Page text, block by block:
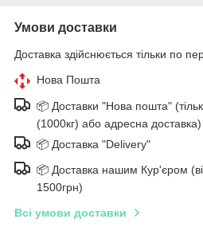
Умови доставки
Доставка здійснюється тільки по
Нова Пошта
📦 Доставки "Нова пошта"
(1000кг) або адресна доставка)
📦 Доставка "Delivery"
📦 Доставка нашим Кур'єром
1500грн)
Всі умови доставки